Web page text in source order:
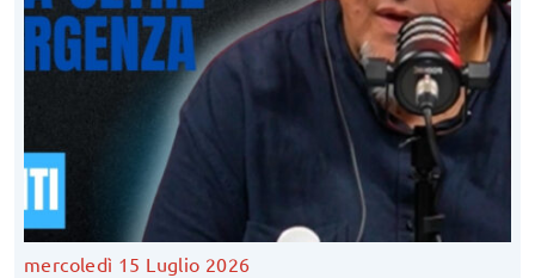
mercoledì 15 Luglio 2026